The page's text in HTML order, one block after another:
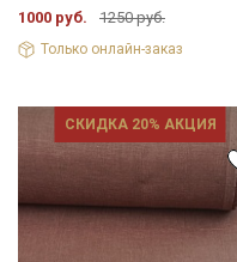
1000 руб. 1250 руб.
Только онлайн-заказ
СКИДКА 20% АКЦИЯ